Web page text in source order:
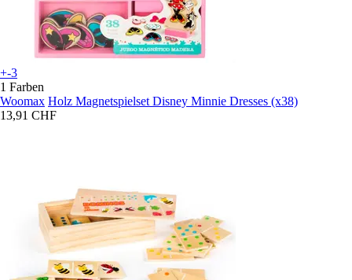
+-3
1 Farben
Woomax Holz Magnetspielset Disney Minnie Dresses (x38)
13,91 CHF